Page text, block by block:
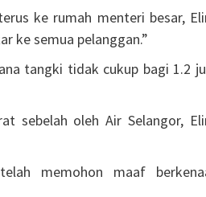
ke rumah menteri besar,
ke semua pelanggan.”
tangki tidak cukup bagi 1.2
sebelah oleh Air Selangor,
memohon maaf